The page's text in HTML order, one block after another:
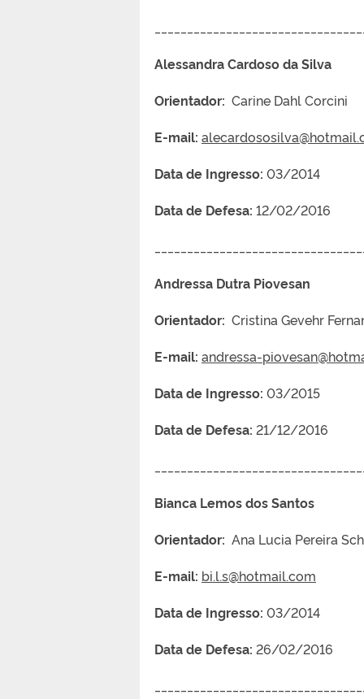
Alessandra Cardoso da Silva
Orientador: Carine Dahl Corcini
E-mail:
Data de Ingresso: 03/2014
Data de Defesa: 12/02/2016
Andressa Dutra Piovesan
Orientador: Cristina Gevehr
E-mail: andressa-
Data de Ingresso: 03/2015
Data de Defesa: 21/12/2016
Bianca Lemos dos Santos
Orientador: Ana Lucia Pereira
E-mail: bi.l.s@hotmail.com
Data de Ingresso: 03/2014
Data de Defesa: 26/02/2016